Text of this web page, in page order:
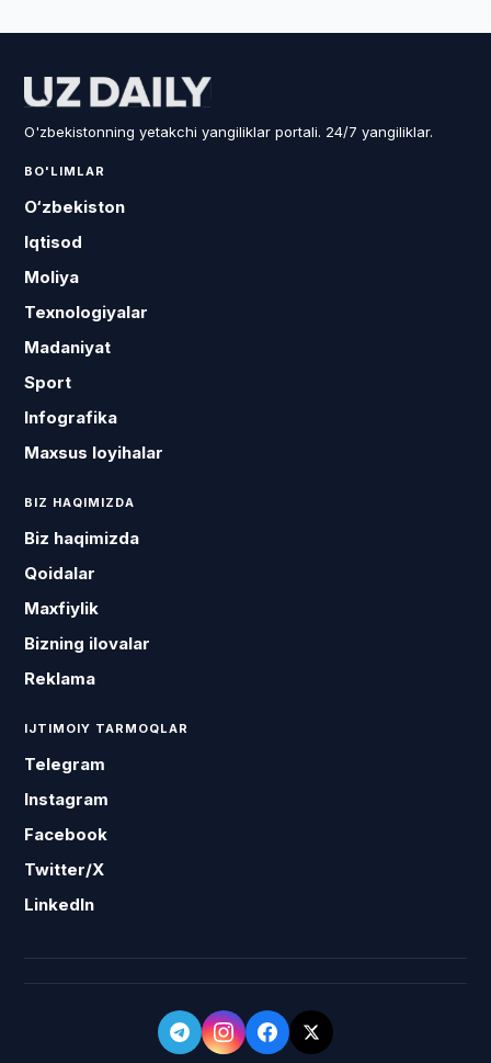
O'zbekistonning yetakchi yangiliklar portali. 24/7 yangiliklar.
BO'LIMLAR
O‘zbekiston
Iqtisod
Moliya
Texnologiyalar
Madaniyat
Sport
Infografika
Maxsus loyihalar
BIZ HAQIMIZDA
Biz haqimizda
Qoidalar
Maxfiylik
Bizning ilovalar
Reklama
IJTIMOIY TARMOQLAR
Telegram
Instagram
Facebook
Twitter/X
LinkedIn